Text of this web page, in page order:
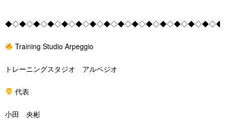
Training Studio Arpeggio
トレーニングスタジオ アルペジオ
代表
小田 央彬